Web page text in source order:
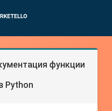
функции
Python